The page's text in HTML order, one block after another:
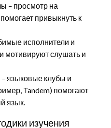
– просмотр на
привыкнуть к
исполнители и
мотивируют слушать и
языковые клубы и
Tandem) помогают
язык.
изучения